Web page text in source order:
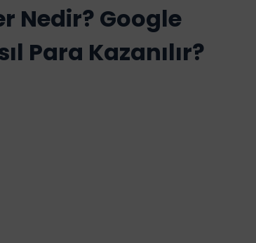
Nedir? Google
Para Kazanılır?